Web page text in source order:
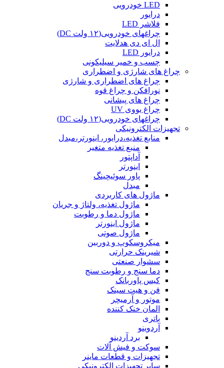
LED خودرویی
درایور
فلاشر LED
چراغهای خودرویی(۱۲ ولت DC)
ال ای دی هدلایت
درایور LED
چسب و خمیر سیلیکونی
چراغ های شارژی و اضطراری
چراغ های اضطراری و شارژی
نورافکن و چراغ قوه
چراغ های پیشانی
چراغ یووی UV
چراغهای خودرویی(۱۲ ولت DC)
تجهیزات الکترونیکی
منابع تغذیه،درایور، اینورتر،مبدل
منبع تغذیه متغیر
آداپتور
اینورتر
پاور سوئیچینگ
مبدل
ماژول های کاربردی
ماژول تغذیه، ولتاژ و جریان
ماژول دما و رطوبت
ماژول اینورتر
ماژول صوتی
میکروسکوپ و دوربین
شیرینک حرارتی
سشوار صنعتی
دما سنج و رطوبت سنج
کیس پاوربانک
فن و هیت سینک
موتور و آرمیچر
المان خنک کننده
باتری
آردوینو
برد آردینو
سوکت و فیش آلات
تجهیزات و قطعات ماینر
سایر تجهیزات الکترونیکی